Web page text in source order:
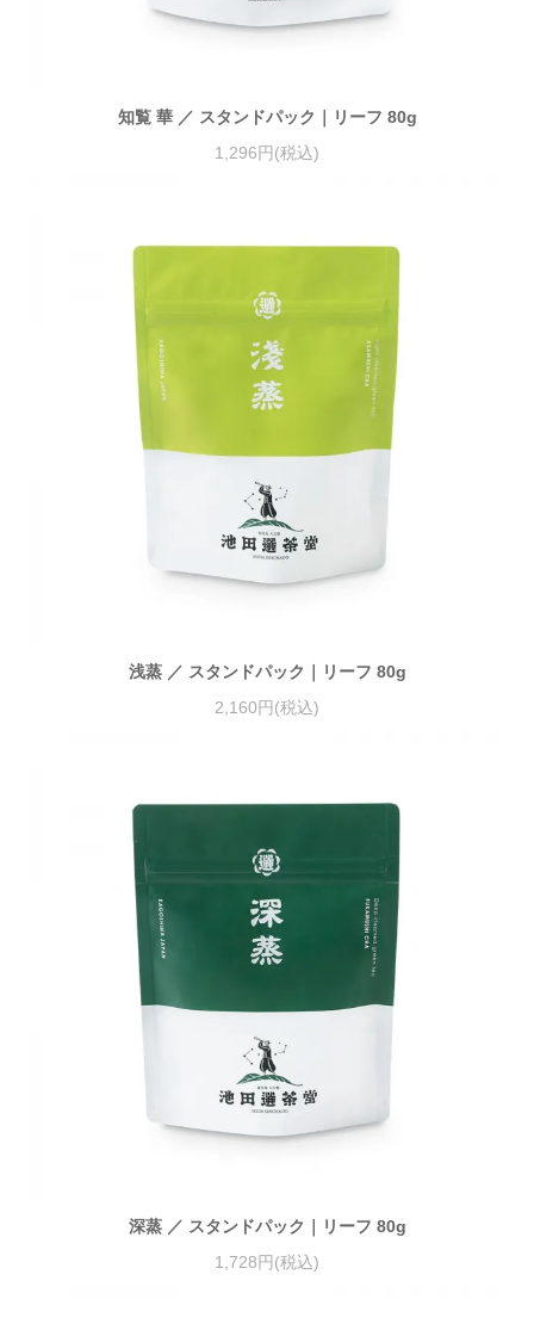
知覧 華 ／ スタンドパック｜リーフ 80g
1,296円(税込)
浅蒸 ／ スタンドパック｜リーフ 80g
2,160円(税込)
深蒸 ／ スタンドパック｜リーフ 80g
1,728円(税込)